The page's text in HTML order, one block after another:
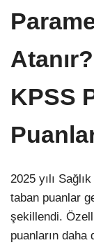
KPSS
2025 yılı
taban puanlar
şekillendi.
puanların daha